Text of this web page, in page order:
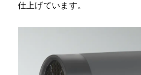
仕上げています。